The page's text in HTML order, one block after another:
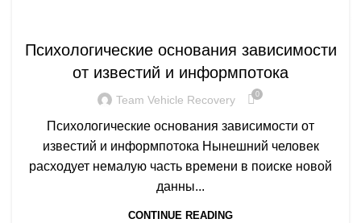
Психологические основания зависимости
от известий и информпотока
Team Vehicle Recovery 0
Психологические основания зависимости от
известий и информпотока Нынешний человек
расходует немалую часть времени в поиске новой
данны...
CONTINUE READING